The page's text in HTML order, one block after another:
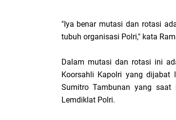
"Iya benar mutasi dan rotasi
tubuh organisasi Polri," kata
Dalam mutasi dan rotasi ini
Koorsahli Kapolri yang dijabat
Sumitro Tambunan yang
Lemdiklat Polri.